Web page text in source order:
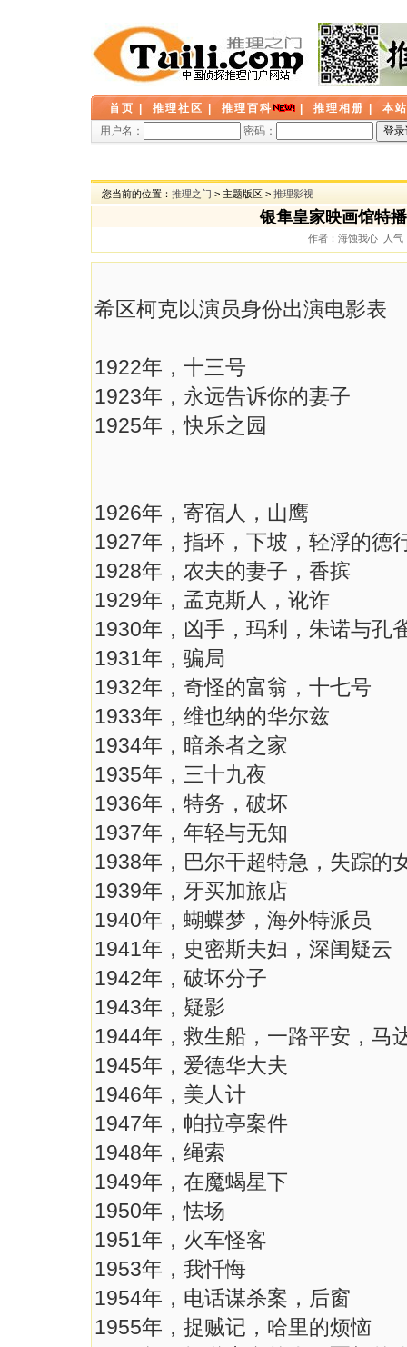
首页 推理社区 推理百科 推理相册
本
用户名：
密码：
您当前的位置： 推理之门 > 主题版区 > 推理影视
银隼皇家映画馆特
作者：海蚀我心 人气
希区柯克以演员身份出演电影表
1922年，十三号
1923年，永远告诉你的妻子
1925年，快乐之园
1926年，寄宿人，山鹰
1927年，指环，下坡，轻浮的德
1928年，农夫的妻子，香摈
1929年，孟克斯人，讹诈
1930年，凶手，玛利，朱诺与孔
1931年，骗局
1932年，奇怪的富翁，十七号
1933年，维也纳的华尔兹
1934年，暗杀者之家
1935年，三十九夜
1936年，特务，破坏
1937年，年轻与无知
1938年，巴尔干超特急，失踪的
1939年，牙买加旅店
1940年，蝴蝶梦，海外特派员
1941年，史密斯夫妇，深闺疑云
1942年，破坏分子
1943年，疑影
1944年，救生船，一路平安，马
1945年，爱德华大夫
1946年，美人计
1947年，帕拉亭案件
1948年，绳索
1949年，在魔蝎星下
1950年，怯场
1951年，火车怪客
1953年，我忏悔
1954年，电话谋杀案，后窗
1955年，捉贼记，哈里的烦恼